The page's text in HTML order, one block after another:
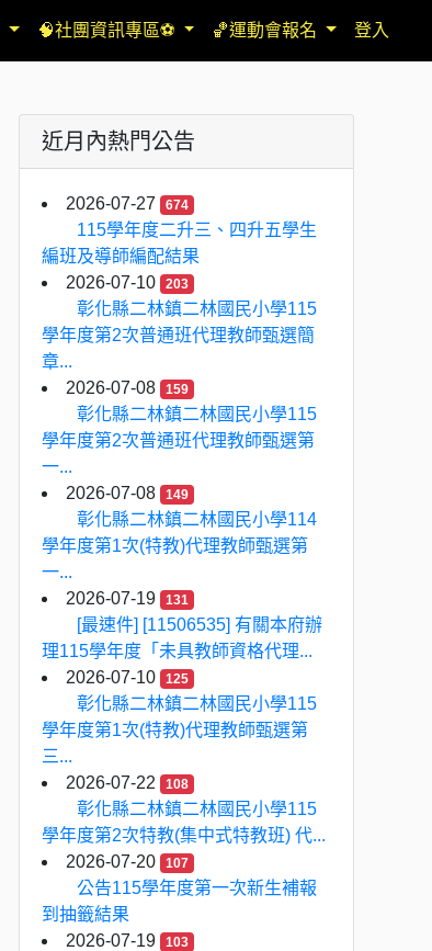
🧠社團資訊專區⚽ 🏀運動會報名 登入
近月內熱門公告
2026-07-27 674
115學年度二升三、四升五學生
編班及導師編配結果
2026-07-10
203
彰化縣二林鎮二林國民小學115
學年度第2次普通班代理教師甄選簡
章...
2026-07-08
159
彰化縣二林鎮二林國民小學115
學年度第2次普通班代理教師甄選第
一...
2026-07-08
149
彰化縣二林鎮二林國民小學114
學年度第1次(特教)代理教師甄選第
一...
2026-07-19
131
[最速件] [11506535] 有關本府辦
理115學年度「未具教師資格代理...
2026-07-10
125
彰化縣二林鎮二林國民小學115
學年度第1次(特教)代理教師甄選第
三...
2026-07-22
108
彰化縣二林鎮二林國民小學115
學年度第2次特教(集中式特教班) 代...
2026-07-20
107
公告115學年度第一次新生補報
到抽籤結果
2026-07-19
103